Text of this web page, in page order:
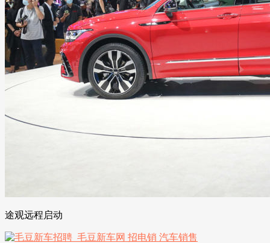
途观远程启动